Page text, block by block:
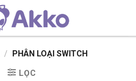
/ PHÂN LOẠI SWITCH
LỌC